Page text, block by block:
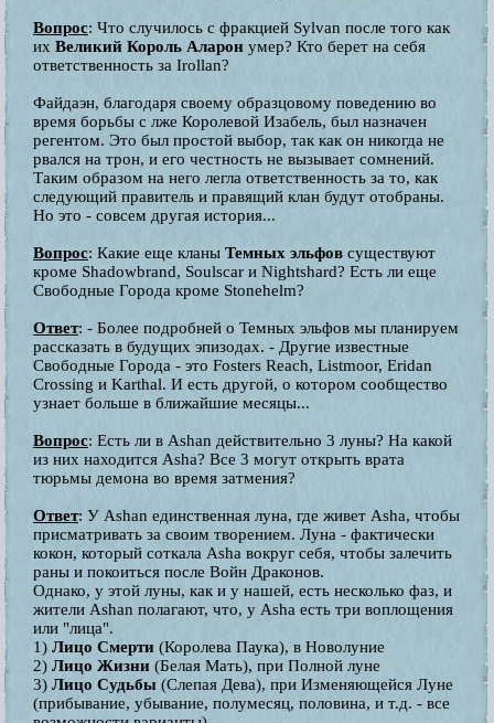
Вопрос: Что случилось с фракцией Sylvan после того как
их Великий Король Аларон умер? Кто берет на себя
ответственность за Irollan?
Файдаэн, благодаря своему образцовому поведению во
время борьбы с лже Королевой Изабель, был назначен
регентом. Это был простой выбор, так как он никогда не
рвался на трон, и его честность не вызывает сомнений.
Таким образом на него легла ответственность за то, как
следующий правитель и правящий клан будут отобраны.
Но это - совсем другая история...
Вопрос: Какие еще кланы Темных эльфов существуют
кроме Shadowbrand, Soulscar и Nightshard? Есть ли еще
Свободные Города кроме Stonehelm?
Ответ: - Более подробней о Темных эльфов мы планируем
рассказать в будущих эпизодах. - Другие известные
Свободные Города - это Fosters Reach, Listmoor, Eridan
Crossing и Karthal. И есть другой, о котором сообщество
узнает больше в ближайшие месяцы...
Вопрос: Есть ли в Ashan действительно 3 луны? На какой
из них находится Asha? Все 3 могут открыть врата
тюрьмы демона во время затмения?
Ответ: У Ashan единственная луна, где живет Asha, чтобы
присматривать за своим творением. Луна - фактически
кокон, который соткала Asha вокруг себя, чтобы залечить
раны и покоиться после Войн Драконов.
Однако, у этой луны, как и у нашей, есть несколько фаз, и
жители Ashan полагают, что, у Asha есть три воплощения
или "лица".
1) Лицо Смерти (Королева Паука), в Новолуние
2) Лицо Жизни (Белая Мать), при Полной луне
3) Лицо Судьбы (Слепая Дева), при Изменяющейся Луне
(прибывание, убывание, полумесяц, половина, и т.д. - все